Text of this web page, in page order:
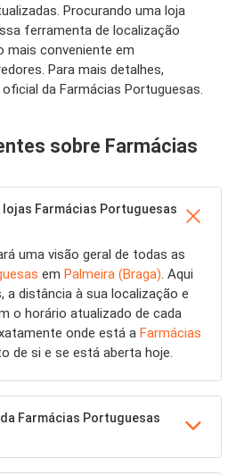
Procurando uma loja
ferramenta de localização
mais conveniente em
Para mais detalhes,
da Farmácias Portuguesas.
sobre Farmácias
Farmácias Portuguesas
uma visão geral de todas as
em Palmeira (Braga). Aqui
a distância à sua localização e
o horário atualizado de cada
onde está a Farmácias
de si e se está aberta hoje.
Farmácias Portuguesas